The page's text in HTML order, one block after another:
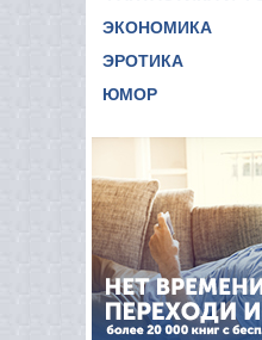
ЭКОНОМИКА
ЭРОТИКА
ЮМОР